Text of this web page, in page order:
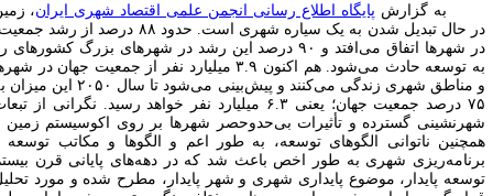
گزارش پایگاه اطلاع رسانی انجمن علمی اقتصاد شهری ایران، زمین
در حال تبدیل شدن به یک سیاره شهری است. حدود ۸۸ درصد از رشد جمعیت،
شهرها اتفاق می
افتد و ۹۰ درصد این رشد در شهرهای بزرگ کشورهای رو
توسعه حادث می
شود. هم اکنون ۳.۹ میلیارد نفر از جمعیت جهان در شهرها
مناطق شهری زندگی میکنند و پیشبینی می
شود تا سال ۲۰۵۰ این میزان به
۷۵ درصد جمعیت جهان؛ یعنی ۶.۳ میلیارد نفر خواهد رسید. نگرانی از تبعات
گسترده و تأثیرات بیحدوحصر شهرها بر روی اکوسیستم زمین و
ناتوانی الگوهای توسعه، به طور اعم و الگوها و مکاتب توسعه و
ریزی شهری به طور اخص باعث شد که در دهههای پایانی قرن بیستم
پایدار، موضوع پایداری شهری و شهر پایدار، مطرح شده و مورد تحلیل